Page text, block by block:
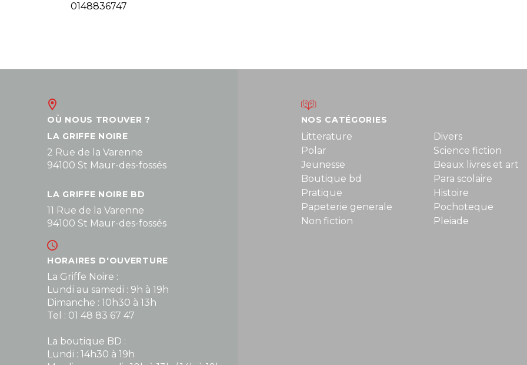
0148836747
OÙ NOUS TROUVER ?
LA GRIFFE NOIRE
2 Rue de la Varenne
94100 St Maur-des-fossés
LA GRIFFE NOIRE BD
11 Rue de la Varenne
94100 St Maur-des-fossés
HORAIRES D'OUVERTURE
La Griffe Noire :
Lundi au samedi : 9h à 19h
Dimanche : 10h30 à 13h
Tel : 01 48 83 67 47
La boutique BD :
Lundi : 14h30 à 19h
NOS CATÉGORIES
Litterature
Polar
Jeunesse
Boutique bd
Pratique
Papeterie generale
Non fiction
Divers
Science fiction
Beaux livres et art
Para scolaire
Histoire
Pochoteque
Pleiade